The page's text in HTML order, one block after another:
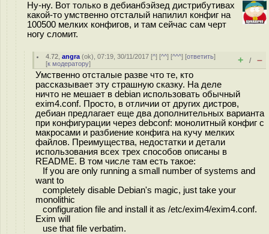
Ну-ну. Вот только в дебианбэйзед дистрибутивах
какой-то умственно отсталый напилил конфиг на
100500 мелких конфигов, и там сейчас сам черт
ногу сломит.
4.72 ,angra (ok), 07:19, 30/11/2017 [^] [^^] [^^^] [ответить]
[к модератору] + / –
Умственно отсталые разве что те, кто
рассказывает эту страшную сказку. На деле
ничто не мешает в debian использовать обычный
exim4.conf. Просто, в отличии от других дистров,
дебиан предлагает еще два дополнительных варианта
при конфигурации через debconf: монолитный конфиг с
макросами и разбиение конфига на кучу мелких
файлов. Преимущества, недостатки и детали
использования всех трех способов описаны в
README. В том числе там есть такое:
If you are only running a small number of systems and
want to
completely disable Debian's magic, just take your
monolithic
configuration file and install it as /etc/exim4/exim4.conf.
Exim will
use that file verbatim.